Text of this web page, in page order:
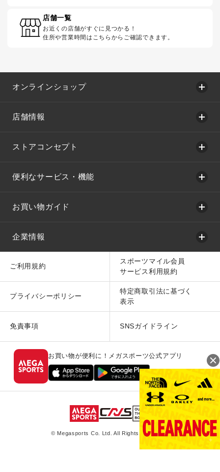
店舗一覧
お近くの店舗がすぐに見つかる！
住所や営業時間はこちらからご確認できます。
オンラインショップ
店舗情報
ストアコンセプト
便利なサービス・機能
お買い物ガイド
企業情報
ご利用規約
スポーツマイル会員
サービス利用規約
プライバシーポリシー
特定商取引法に基づく
表示
免責事項 SNSガイドライン
お買い物が便利に！メガスポーツ公式アプリ
© Megasports Co. Ltd. All Rights Reserved.